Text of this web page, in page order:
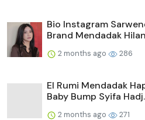
Bio Instagram
Brand Mendadak
2 months ago 286
El Rumi Mendadak
Baby Bump Syifa
2 months ago 271